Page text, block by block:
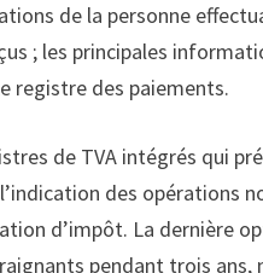
de la personne
; les principales
registre des paiements.
de TVA intégrés qui
des opérations
d’impôt. La dernière
pendant trois ans,